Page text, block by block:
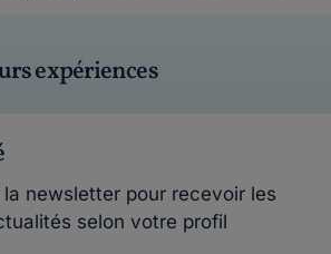
expériences
newsletter pour recevoir les
selon votre profil